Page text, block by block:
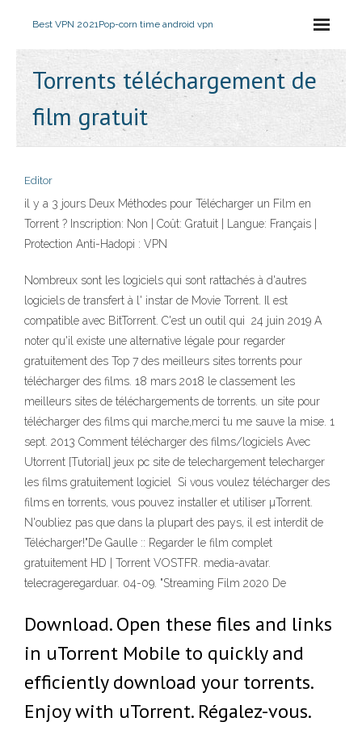
Best VPN 2021Pop-corn time android vpn
Torrents téléchargement de
film gratuit
Editor
il y a 3 jours Deux Méthodes pour Télécharger un Film en
Torrent ? Inscription: Non | Coût: Gratuit | Langue: Français |
Protection Anti-Hadopi : VPN
Nombreux sont les logiciels qui sont rattachés à d'autres
logiciels de transfert à l' instar de Movie Torrent. Il est
compatible avec BitTorrent. C'est un outil qui 24 juin 2019 A
noter qu'il existe une alternative légale pour regarder
gratuitement des Top 7 des meilleurs sites torrents pour
télécharger des films. 18 mars 2018 le classement les
meilleurs sites de téléchargements de torrents. un site pour
télécharger des films qui marche,merci tu me sauve la mise. 1
sept. 2013 Comment télécharger des films/logiciels Avec
Utorrent [Tutorial] jeux pc site de telechargement telecharger
les films gratuitement logiciel Si vous voulez télécharger des
films en torrents, vous pouvez installer et utiliser µTorrent.
N'oubliez pas que dans la plupart des pays, il est interdit de
Télécharger!"De Gaulle :: Regarder le film complet
gratuitement HD | Torrent VOSTFR. media-avatar.
telecrageregarduar. 04-09. "Streaming Film 2020 De
Download. Open these files and links
in uTorrent Mobile to quickly and
efficiently download your torrents.
Enjoy with uTorrent. Régalez-vous.